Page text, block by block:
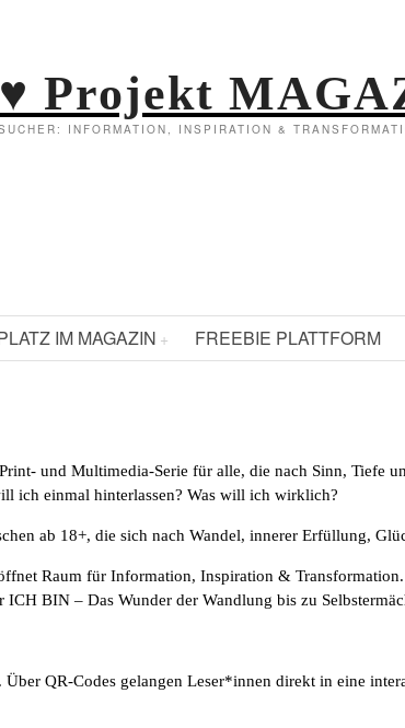
Projekt
INFORMATION, INSPIRATION &
IM MAGAZIN FREEBIE PLATTFORM
und Multimedia-Serie für alle, die nach Sinn, Tiefe
ich einmal hinterlassen? Was will ich wirklich?
ab 18+, die sich nach Wandel, innerer Erfüllung,
Raum für Information, Inspiration &
BIN – Das Wunder der Wandlung bis zu
QR-Codes gelangen Leser*innen direkt in eine